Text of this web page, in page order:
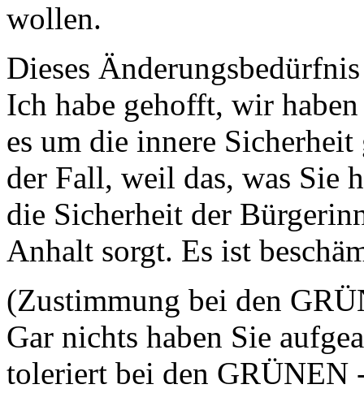
wollen.
Dieses
Ich habe gehofft, wir
es um die innere
der Fall, weil das, was Sie
die Sicherheit der
Anhalt sorgt. Es ist
(Zustimmung bei den
Gar nichts haben Sie
toleriert bei den GRÜNEN